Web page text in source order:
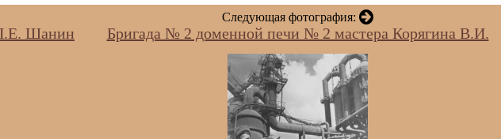
Шанин
Следующая фотография:
Бригада № 2 доменной печи № 2 мастера Корягина В.И.